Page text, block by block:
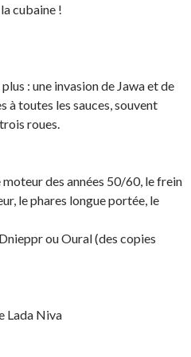
cubaine !
: une invasion de Jawa et de
à toutes les sauces, souvent
roues.
moteur des années 50/60, le frein
le phares longue portée, le
ou Oural (des copies
Lada Niva